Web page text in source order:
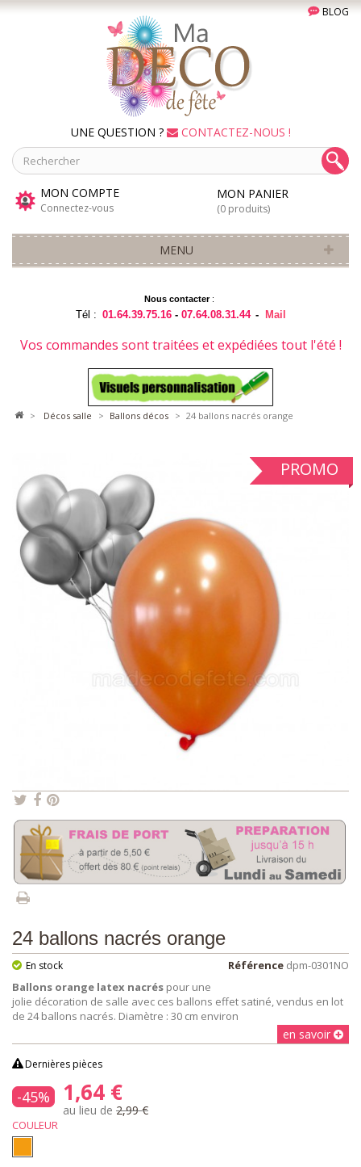
BLOG
UNE QUESTION ? CONTACTEZ-NOUS !
MON COMPTE
Connectez-vous
MON PANIER
(0 produits)
MENU
Nous contacter:
Tél : 01.64.39.75.16 -07.64.08.31.44 - Mail
Vos commandes sont traitées et expédiées tout l'été !
> décos salle > ballons décos > 24 ballons nacrés orange
PROMO
24 ballons nacrés orange
Référence dpm-0301NO
En stock
Ballons orange latex nacrés pour une
jolie décoration de salle avec ces ballons effet satiné, vendus en lot
de 24 ballons nacrés. Diamètre : 30 cm environ
en savoir
Dernières pièces
-45% 1,64 €
au lieu de 2,99 €